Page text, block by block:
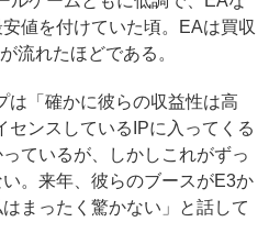
値を付けていた頃。EAは買収
流れたほどである。
「確かに彼らの収益性は高
センスしているIPに入ってくる
ているが、しかしこれがずっ
。来年、彼らのブースがE3か
まったく驚かない」と話して